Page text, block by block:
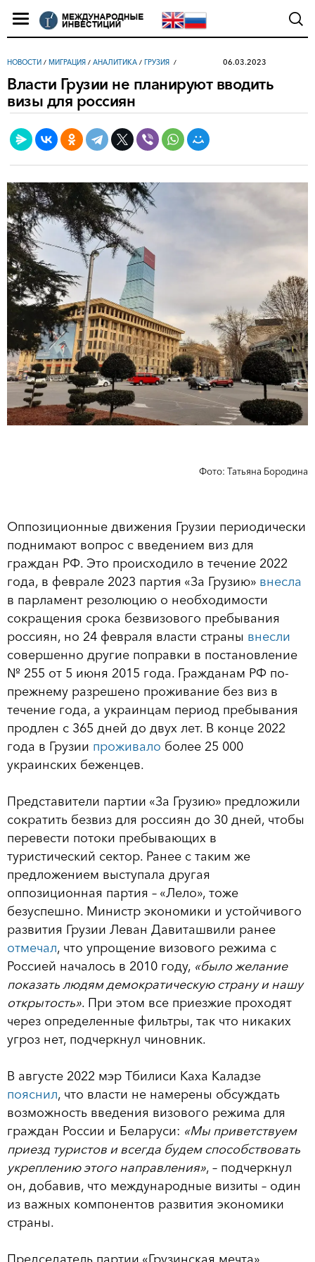
НОВОСТИ / МИГРАЦИЯ / АНАЛИТИКА / ГРУЗИЯ 06.03.2023
Власти Грузии не планируют вводить
визы для россиян
Фото: Татьяна Бородина
Оппозиционные движения Грузии периодически
поднимают вопрос с введением виз для
граждан РФ. Это происходило в течение 2022
года, в феврале 2023 партия «За Грузию» внесла
в парламент резолюцию о необходимости
сокращения срока безвизового пребывания
россиян, но 24 февраля власти страны внесли
совершенно другие поправки в постановление
№ 255 от 5 июня 2015 года. Гражданам РФ по-
прежнему разрешено проживание без виз в
течение года, а украинцам период пребывания
продлен с 365 дней до двух лет. В конце 2022
года в Грузии проживало более 25 000
украинских беженцев.
Представители партии «За Грузию» предложили
сократить безвиз для россиян до 30 дней, чтобы
перевести потоки пребывающих в
туристический сектор. Ранее с таким же
предложением выступала другая
оппозиционная партия – «Лело», тоже
безуспешно. Министр экономики и устойчивого
развития Грузии Леван Давиташвили ранее
отмечал, что упрощение визового режима с
Россией началось в 2010 году, «было желание
показать людям демократическую страну и нашу
открытость». При этом все приезжие проходят
через определенные фильтры, так что никаких
угроз нет, подчеркнул чиновник.
В августе 2022 мэр Тбилиси Каха Каладзе
пояснил, что власти не намерены обсуждать
возможность введения визового режима для
граждан России и Беларуси: «Мы приветствуем
приезд туристов и всегда будем способствовать
укреплению этого направления», – подчеркнул
он, добавив, что международные визиты – один
из важных компонентов развития экономики
страны.